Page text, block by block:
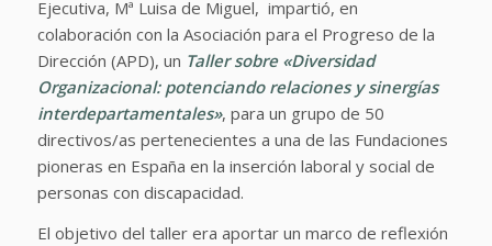
Ejecutiva, Mª Luisa de Miguel, impartió, en
colaboración con la Asociación para el Progreso de la
Dirección (APD), un Taller sobre «Diversidad
Organizacional: potenciando relaciones y sinergías
interdepartamentales», para un grupo de 50
directivos/as pertenecientes a una de las Fundaciones
pioneras en España en la inserción laboral y social de
personas con discapacidad.
El objetivo del taller era aportar un marco de reflexión